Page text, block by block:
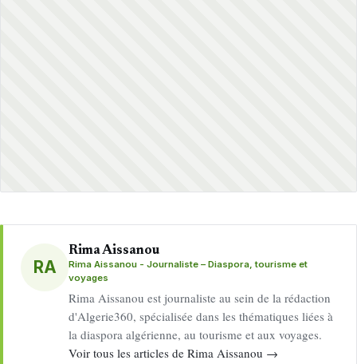
RA
Rima Aissanou
Rima Aissanou - Journaliste – Diaspora, tourisme et
voyages
Rima Aissanou est journaliste au sein de la rédaction
d'Algerie360, spécialisée dans les thématiques liées à
la diaspora algérienne, au tourisme et aux voyages.
Voir tous les articles de Rima Aissanou →